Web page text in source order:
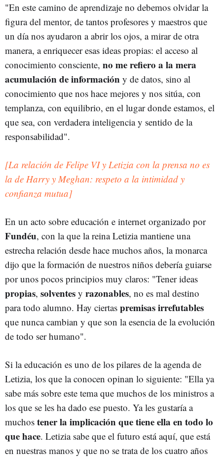
"En este camino de aprendizaje no debemos olvidar la
figura del mentor, de tantos profesores y maestros que
un día nos ayudaron a abrir los ojos, a mirar de otra
manera, a enriquecer esas ideas propias: el acceso al
conocimiento consciente, no me refiero a la mera
acumulación de información y de datos, sino al
conocimiento que nos hace mejores y nos sitúa, con
templanza, con equilibrio, en el lugar donde estamos, el
que sea, con verdadera inteligencia y sentido de la
responsabilidad".
[La relación de Felipe VI y Letizia con la prensa no es
la de Harry y Meghan: respeto a la intimidad y
confianza mutua]
En un acto sobre educación e internet organizado por
Fundéu, con la que la reina Letizia mantiene una
estrecha relación desde hace muchos años, la monarca
dijo que la formación de nuestros niños debería guiarse
por unos pocos principios muy claros: "Tener ideas
propias, solventes y razonables, no es mal destino
para todo alumno. Hay ciertas premisas irrefutables
que nunca cambian y que son la esencia de la evolución
de todo ser humano".
Si la educación es uno de los pilares de la agenda de
Letizia, los que la conocen opinan lo siguiente: "Ella ya
sabe más sobre este tema que muchos de los ministros a
los que se les ha dado ese puesto. Ya les gustaría a
muchos tener la implicación que tiene ella en todo lo
que hace. Letizia sabe que el futuro está aquí, que está
en nuestras manos y que no se trata de los cuatro años